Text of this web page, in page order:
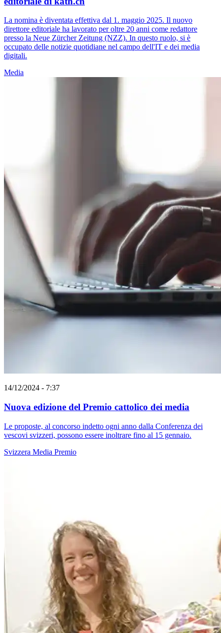
La nomina è diventata effettiva dal 1. maggio 2025. Il nuovo
direttore editoriale ha lavorato per oltre 20 anni come redattore
presso la Neue Zürcher Zeitung (NZZ). In questo ruolo, si è
occupato delle notizie quotidiane nel campo dell'IT e dei media
digitali.
Media
14/12/2024 - 7:37
Nuova edizione del Premio cattolico dei media
Le proposte, al concorso indetto ogni anno dalla Conferenza dei
vescovi svizzeri, possono essere inoltrare fino al 15 gennaio.
Svizzera Media Premio